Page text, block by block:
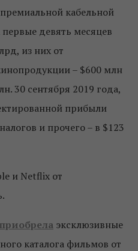
кабельной
девять месяцев
из них от
– $600 млн
30 сентября 2019 года,
прибыли
и прочего – в $123
и Netflix от
приобрела эксклюзивные
каталога фильмов от